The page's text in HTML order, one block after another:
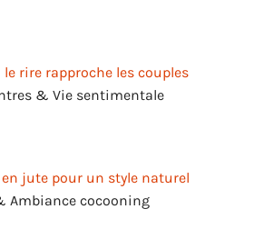
rire rapproche les couples
& Vie sentimentale
en jute pour un style naturel
Ambiance cocooning